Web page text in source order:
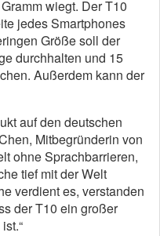
wiegt. Der T10
jedes Smartphones
Größe soll der
durchhalten und 15
Außerdem kann der
auf den deutschen
Mitbegründerin von
ohne Sprachbarrieren,
tief mit der Welt
verdient es, verstanden
der T10 ein großer